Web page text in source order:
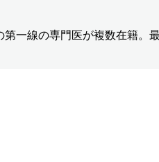
一線の専門医が複数在籍。